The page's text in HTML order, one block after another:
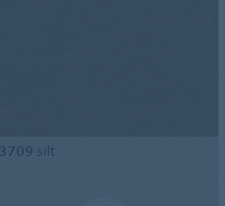
3709 silt